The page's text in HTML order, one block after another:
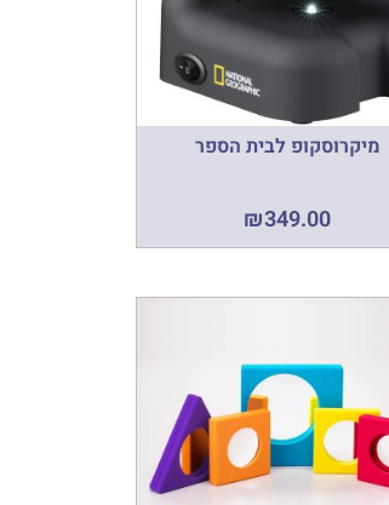
מיקרוסקופ לבית הספר
₪349.00